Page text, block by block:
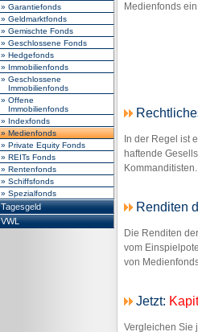
» Garantiefonds
» Geldmarktfonds
» Gemischte Fonds
» Geschlossene Fonds
» Hedgefonds
» Immobilienfonds
» Geschlossene
Immobilienfonds
» Offene
Immobilienfonds
» Indexfonds
» Medienfonds
» Private Equity Fonds
» REITs Fonds
» Rentenfonds
» Schiffsfonds
» Spezialfonds
Tagesgeld
VWL
Medienfonds
In der Regel ist
haftende
Kommanditisten.
Renditen
Die Renditen
vom
von
Jetzt:
Vergleichen Sie